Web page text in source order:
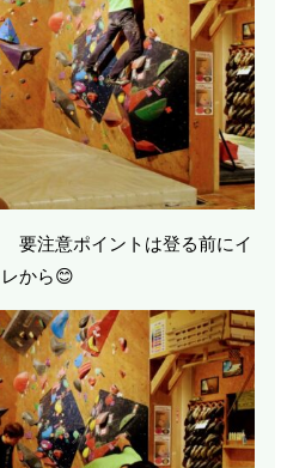
要注意ポイントは登る前にイ
から😊